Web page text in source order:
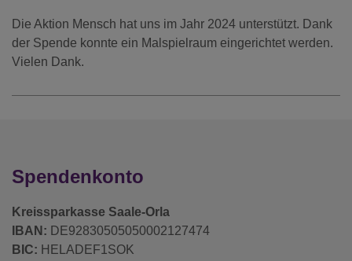
Die Aktion Mensch hat uns im Jahr 2024 unterstützt. Dank
der Spende konnte ein Malspielraum eingerichtet werden.
Vielen Dank.
Spendenkonto
Kreissparkasse Saale-Orla
IBAN: DE92830505050002127474
BIC: HELADEF1SOK